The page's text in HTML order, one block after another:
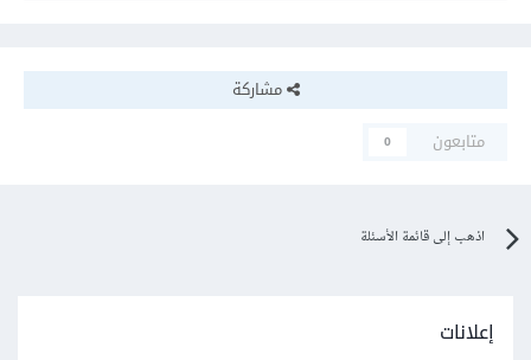
مشاركة
متابعون
0
اذهب إلى قائمة الأسئلة
إعلانات